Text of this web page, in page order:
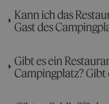
Kann ich das
Gast des
Gibt es ein
Campingplatz? Gibt